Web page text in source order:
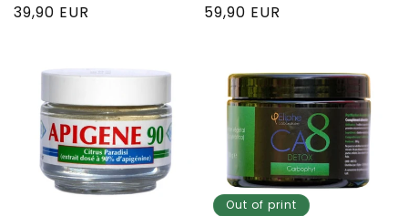
Prix
39,90 EUR
Prix
59,90 EUR
Out of print